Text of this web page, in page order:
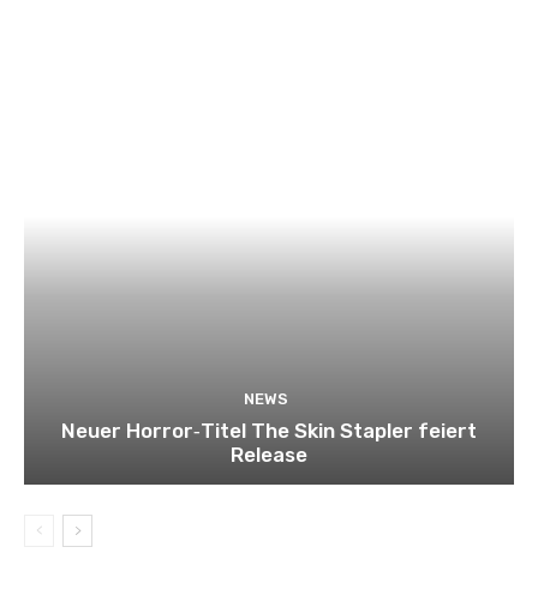
NEWS
Neuer Horror‑Titel The Skin Stapler feiert
Release